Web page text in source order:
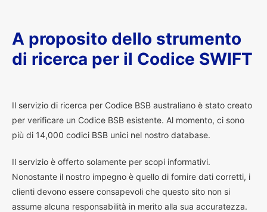
A proposito dello strumento
di ricerca per il Codice SWIFT
Il servizio di ricerca per Codice BSB australiano è stato creato
per verificare un Codice BSB esistente. Al momento, ci sono
più di 14,000 codici BSB unici nel nostro database.
Il servizio è offerto solamente per scopi informativi.
Nonostante il nostro impegno è quello di fornire dati corretti, i
clienti devono essere consapevoli che questo sito non si
assume alcuna responsabilità in merito alla sua accuratezza.